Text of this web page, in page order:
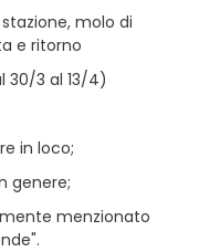
molo di
e ritorno
30/3 al 13/4)
in loco;
genere;
menzionato